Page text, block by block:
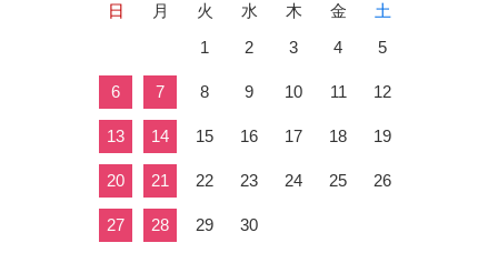
日 月 火 水 木 金
土
1
2 3 4 5
6 7 8 9 10 11 12
13 14 15 16 17 18 19
20 21 22 23 24 25 26
27 28 29 30